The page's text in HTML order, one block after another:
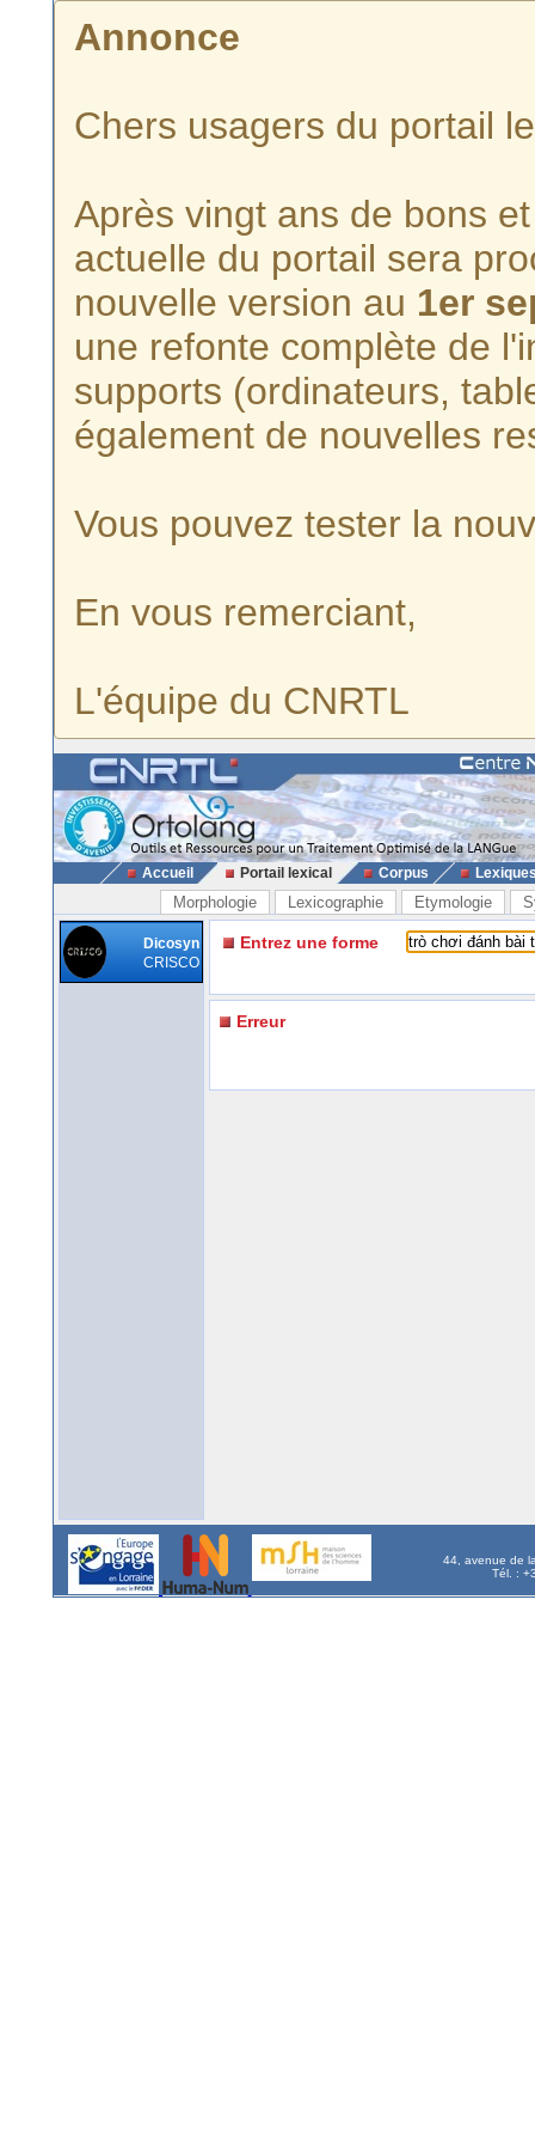
Annonce
Chers usagers du portail
Après vingt ans de bons
actuelle du portail sera
nouvelle version au 1er
une refonte complète de
supports (ordinateurs,
également de nouvelles
Vous pouvez tester la
En vous remerciant,
L'équipe du CNRTL
Accueil Portail lexical Corpus
Morphologie Lexicographie Etymologie
Dicosyn
CRISCO
Entrez une forme
Erreur
44, avenue de
Tél. :